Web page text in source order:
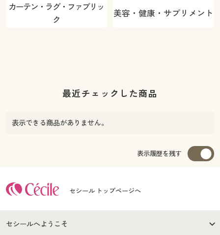
カーテン・ラグ・ファブリッ
ク
美容・健康・サプリメント
最近チェックした商品
表示できる商品がありません。
表示履歴を残す
セシール トップページへ
セシールへようこそ